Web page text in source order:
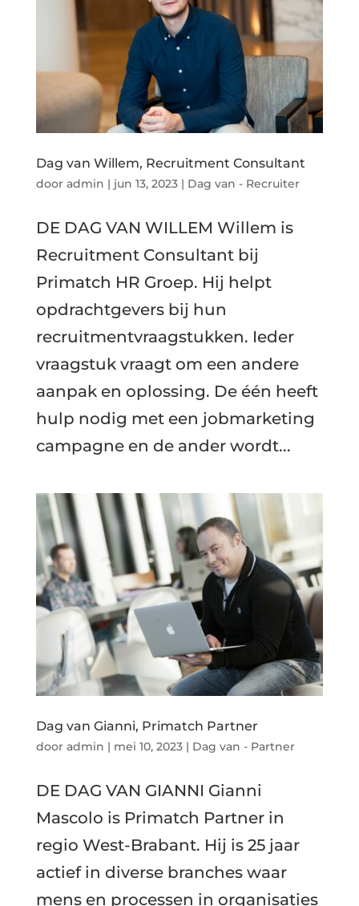
Dag van Willem, Recruitment Consultant
door admin | jun 13, 2023| Dag van - Recruiter
DE DAG VAN WILLEM Willem is
Recruitment Consultant bij
Primatch HR Groep. Hij helpt
opdrachtgevers bij hun
recruitmentvraagstukken. Ieder
vraagstuk vraagt om een andere
aanpak en oplossing. De één heeft
hulp nodig met een jobmarketing
campagne en de ander wordt...
Dag van Gianni, Primatch Partner
door admin | mei 10, 2023| Dag van - Partner
DE DAG VAN GIANNI Gianni
Mascolo is Primatch Partner in
regio West-Brabant. Hij is 25 jaar
actief in diverse branches waar
mens en processen in organisaties